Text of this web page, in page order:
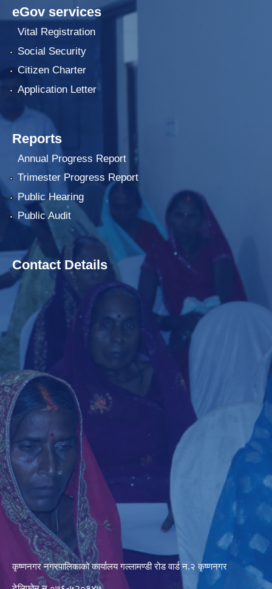
eGov services
Vital Registration
Social Security
Citizen Charter
Application Letter
Reports
Annual Progress Report
Trimester Progress Report
Public Hearing
Public Audit
Contact Details
कृष्णनगर नगरपालिकाको कार्यालय गल्लामण्डी रोड वार्ड न.२ कृष्णनगर